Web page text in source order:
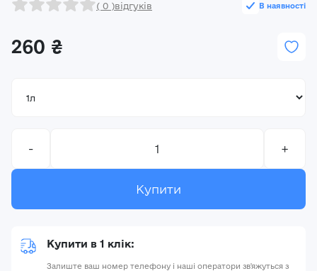
В наявності
( 0 )відгуків
260 ₴
- +
Купити
Купити в 1 клік:
Залиште ваш номер телефону і наші оператори зв'яжуться з